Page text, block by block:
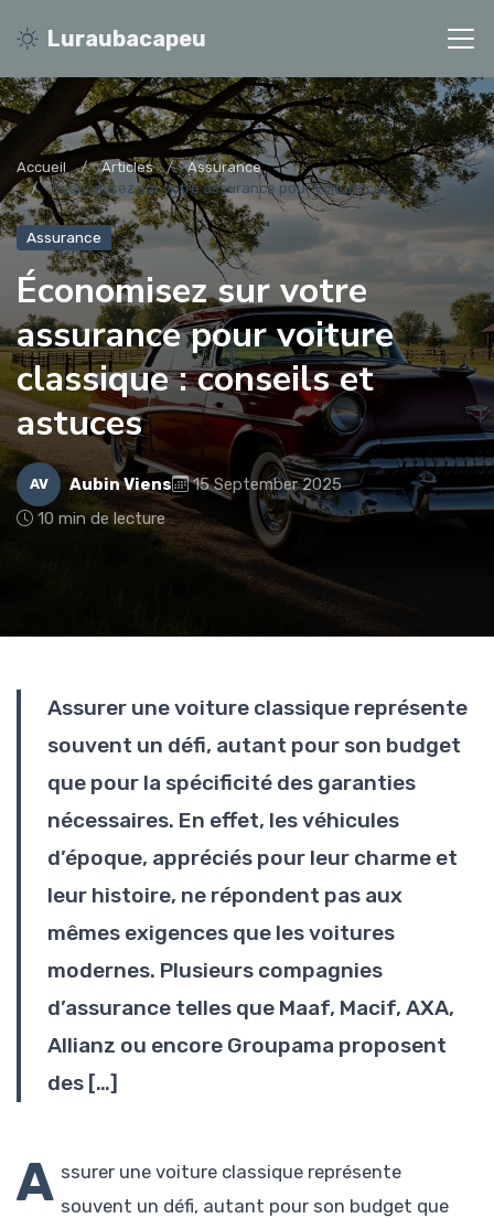
Luraubacapeu
Accueil Articles
Assurance
Économisez sur votre assurance pour voiture cla...
Assurance
Économisez sur votre
assurance pour voiture
classique : conseils et
astuces
AV Aubin Viens
15 September 2025
10 min de lecture
Assurer une voiture classique représente
souvent un défi, autant pour son budget
que pour la spécificité des garanties
nécessaires. En effet, les véhicules
d’époque, appréciés pour leur charme et
leur histoire, ne répondent pas aux
mêmes exigences que les voitures
modernes. Plusieurs compagnies
d’assurance telles que Maaf, Macif, AXA,
Allianz ou encore Groupama proposent
des […]
A ssurer une voiture classique représente
souvent un défi, autant pour son budget que